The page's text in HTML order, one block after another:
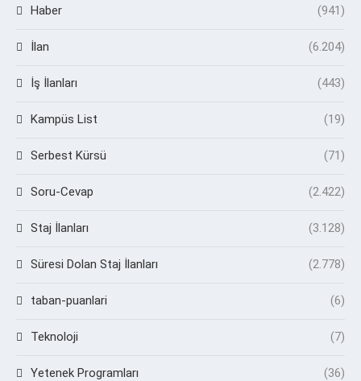
Haber (941)
İlan (6.204)
İş İlanları (443)
Kampüs List (19)
Serbest Kürsü (71)
Soru-Cevap (2.422)
Staj İlanları (3.128)
Süresi Dolan Staj İlanları (2.778)
taban-puanlari (6)
Teknoloji (7)
Yetenek Programları (36)